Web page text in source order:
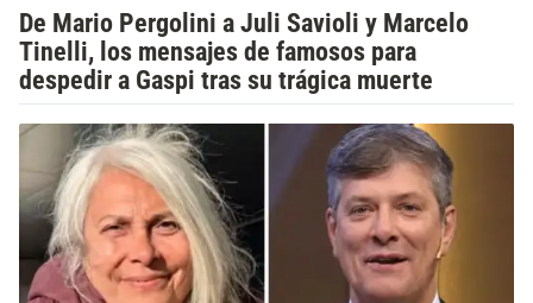
De Mario Pergolini a Juli Savioli y Marcelo
Tinelli, los mensajes de famosos para
despedir a Gaspi tras su trágica muerte